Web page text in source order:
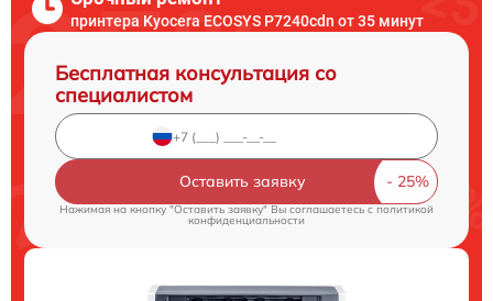
принтера Kyocera ECOSYS P7240cdn от 35 минут
Бесплатная консультация со
специалистом
Оставить заявку
Нажимая на кнопку "Оставить заявку" Вы соглашаетесь cполитикой
конфиденциальности